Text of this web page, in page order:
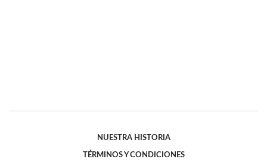
NUESTRA HISTORIA
TÉRMINOS Y CONDICIONES